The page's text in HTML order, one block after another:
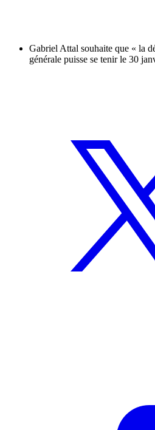
Gabriel Attal souhaite que « la
générale puisse se tenir le 30